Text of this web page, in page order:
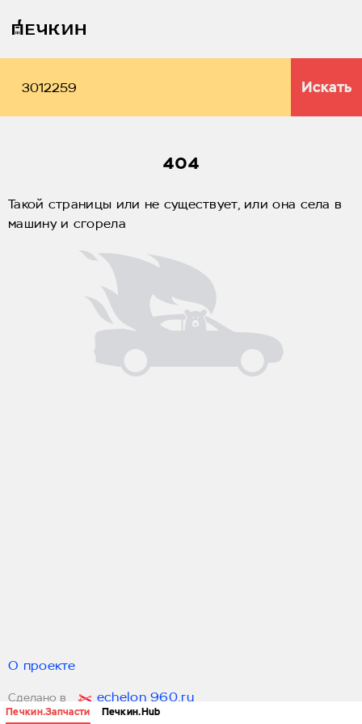
Печкин.Запчасти Печкин.Hub
Искать
404
Такой страницы или не существует, или она села в
машину и сгорела
О проекте
Сделано в echelon 960.ru